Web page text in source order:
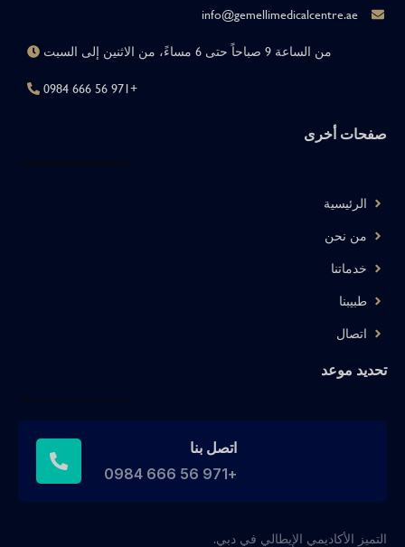
info@gemellimedicalcentre.ae
من الساعة 9 صباحاً حتى 6 مساءً، من الاثنين إلى السبت
+971 56 666 0984
صفحات أخرى
الرئيسية
من نحن
خدماتنا
طبيبنا
اتصال
تحديد موعد
اتصل بنا
+971 56 666 0984
التميز الأكاديمي الإيطالي في دبي.